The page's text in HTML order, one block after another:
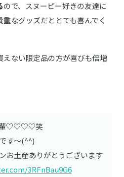
ので、スヌーピー好きの友達に
なグッズだととても喜んでく
ない限定品の方が喜びも倍増
輩♡♡♡♡笑
す〜(^^)
お土産ありがとうございます
3RFnBau9G6